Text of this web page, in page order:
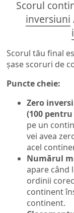
Scorul
inversiuni
Scorul tău final
șase scoruri de
Puncte cheie:
Zero
(100
pe un
vei avea
acel
Numărul
apare când
ordinii
continent
continent.